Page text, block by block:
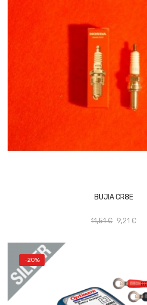
BUJIA CR8E
11,51 € 9,21 €
-20%